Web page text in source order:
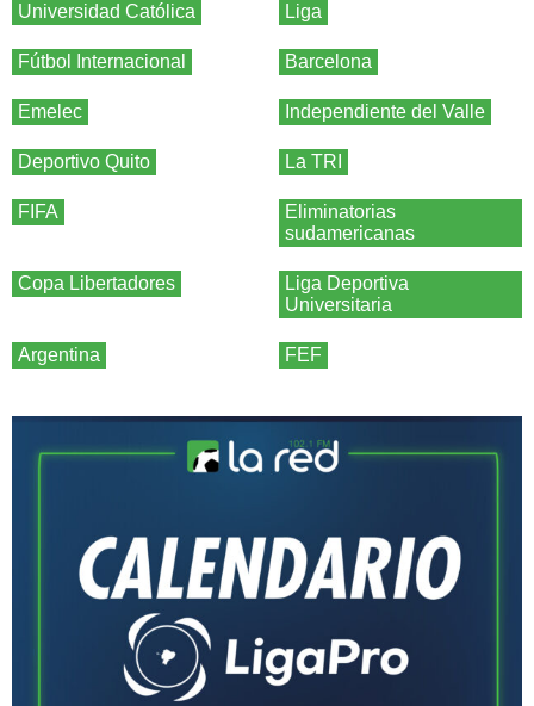
Universidad Católica Liga
Fútbol Internacional Barcelona
Emelec Independiente del Valle
Deportivo Quito La TRI
FIFA
Eliminatorias
sudamericanas
Copa Libertadores
Liga Deportiva
Universitaria
Argentina FEF